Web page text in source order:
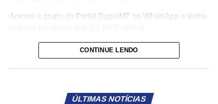
Acesse o grupo do Portal DaquiMT no WhatsApp e tenha
A ferramenta estará disponível a partir de 16 de agosto,
data de início da propaganda eleitoral, e permitirá que
exercício do poder de polícia sobre a propaganda
CONTINUE LENDO
ÚLTIMAS NOTÍCIAS